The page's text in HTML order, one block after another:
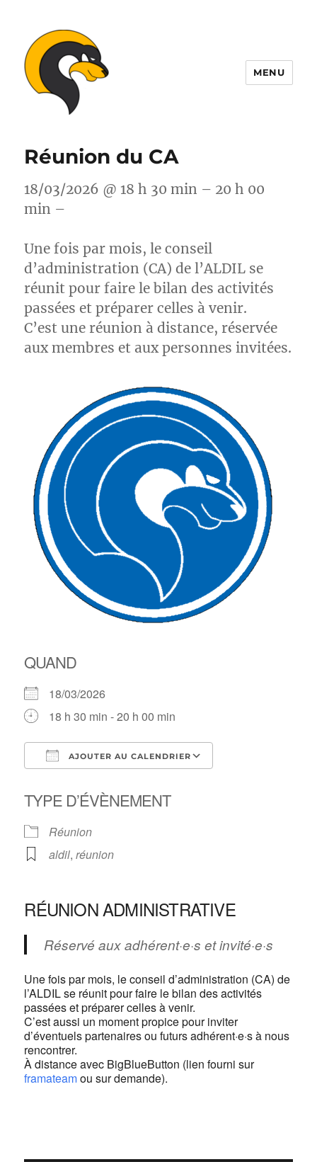
MENU
Réunion du CA
18/03/2026 @ 18 h 30 min – 20 h 00
min –
Une fois par mois, le conseil
d’administration (CA) de l’ALDIL se
réunit pour faire le bilan des activités
passées et préparer celles à venir.
C’est une réunion à distance, réservée
aux membres et aux personnes invitées.
QUAND
18/03/2026
18 h 30 min - 20 h 00 min
AJOUTER AU CALENDRIER
TYPE D’ÉVÈNEMENT
Réunion
aldil,réunion
RÉUNION ADMINISTRATIVE
Réservé aux adhérent·e·s et invité·e·s
Une fois par mois, le conseil d’administration (CA) de
l’ALDIL se réunit pour faire le bilan des activités
passées et préparer celles à venir.
C’est aussi un moment propice pour inviter
d’éventuels partenaires ou futurs adhérent·e·s à nous
rencontrer.
À distance avec BigBlueButton (lien fourni sur
framateamou sur demande).